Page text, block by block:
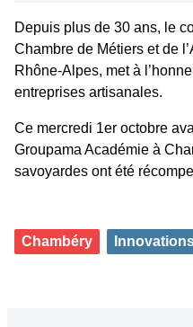
Depuis plus de 30 ans, le
Chambre de Métiers et de
Rhône-Alpes, met à
entreprises artisanales.
Ce mercredi 1er octobre
Groupama Académie à
savoyardes ont été
Chambéry